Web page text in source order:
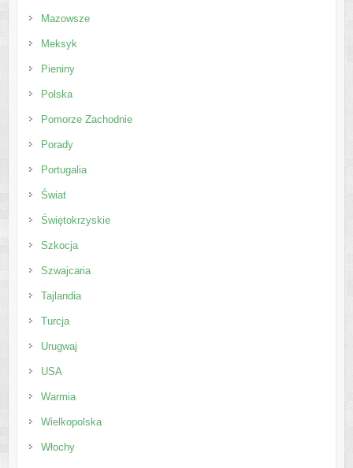
Mazowsze
Meksyk
Pieniny
Polska
Pomorze Zachodnie
Porady
Portugalia
Świat
Świętokrzyskie
Szkocja
Szwajcaria
Tajlandia
Turcja
Urugwaj
USA
Warmia
Wielkopolska
Włochy